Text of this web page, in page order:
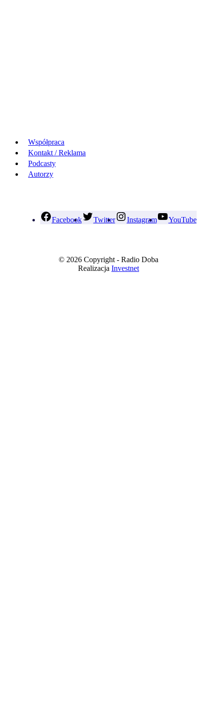
Współpraca
Kontakt / Reklama
Podcasty
Autorzy
Facebook Twitter Instagram YouTube
© 2026 Copyright - Radio Doba
Realizacja Investnet